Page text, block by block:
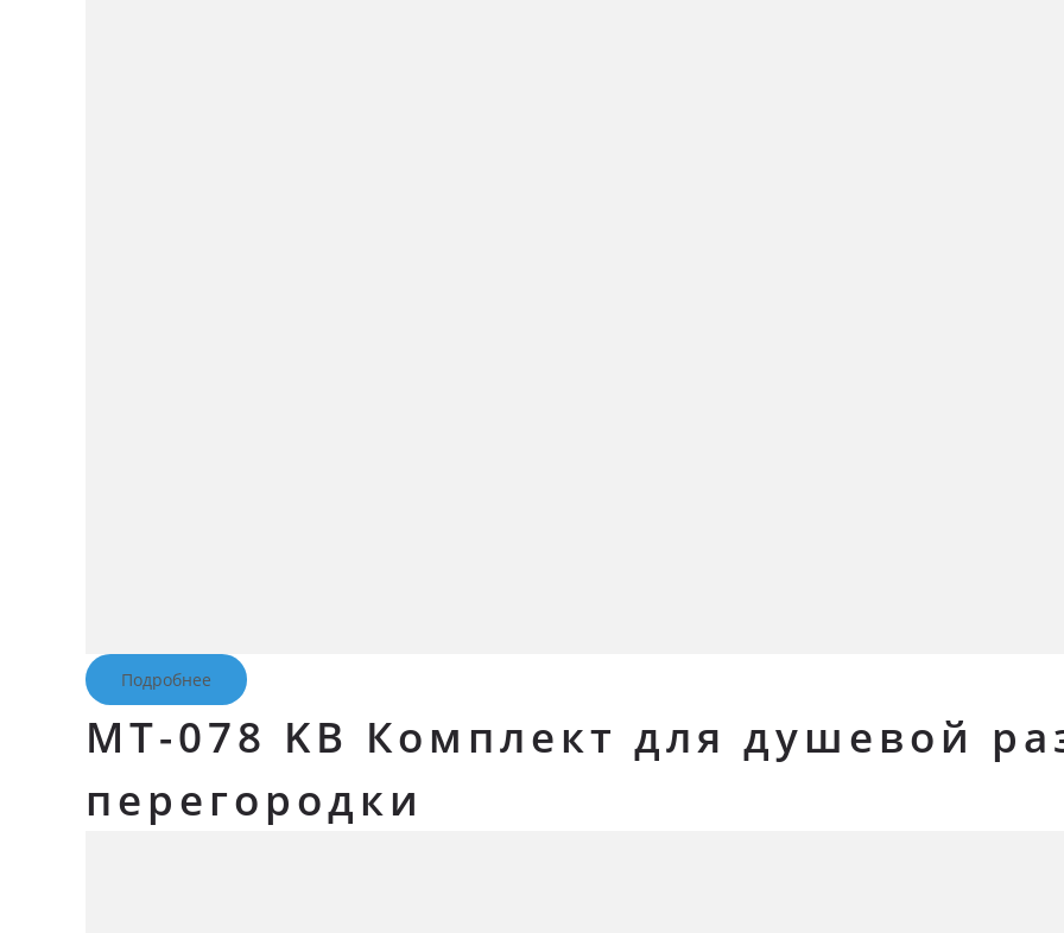
Подробнее
MT-078 KB Комплект для душевой
перегородки